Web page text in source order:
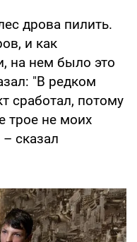
дрова пилить.
и как
на нем было это
"В редком
сработал, потому
трое не моих
сказал